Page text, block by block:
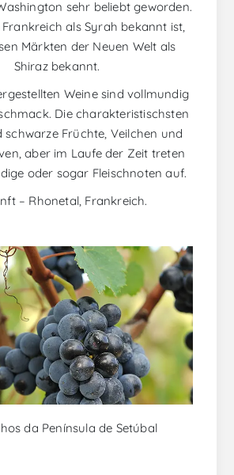
sehr beliebt geworden.
als Syrah bekannt ist,
Märkten der Neuen Welt als
Shiraz bekannt.
Weine sind vollmundig
Die charakteristischsten
schwarze Früchte, Veilchen und
aber im Laufe der Zeit treten
oder sogar Fleischnoten auf.
– Rhonetal, Frankreich.
da Península de Setúbal